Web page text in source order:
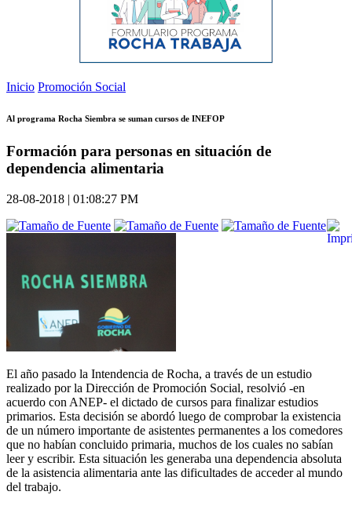
Inicio Promoción Social
Al programa Rocha Siembra se suman cursos de INEFOP
Formación para personas en situación de
dependencia alimentaria
28-08-2018 | 01:08:27 PM
El año pasado la Intendencia de Rocha, a través de un estudio
realizado por la Dirección de Promoción Social, resolvió -en
acuerdo con ANEP- el dictado de cursos para finalizar estudios
primarios. Esta decisión se abordó luego de comprobar la existencia
de un número importante de asistentes permanentes a los comedores
que no habían concluido primaria, muchos de los cuales no sabían
leer y escribir. Esta situación les generaba una dependencia absoluta
de la asistencia alimentaria ante las dificultades de acceder al mundo
del trabajo.